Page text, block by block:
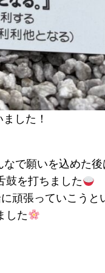
した！
で願いを込めた後
鼓を打ちました
頑張っていこうと
した